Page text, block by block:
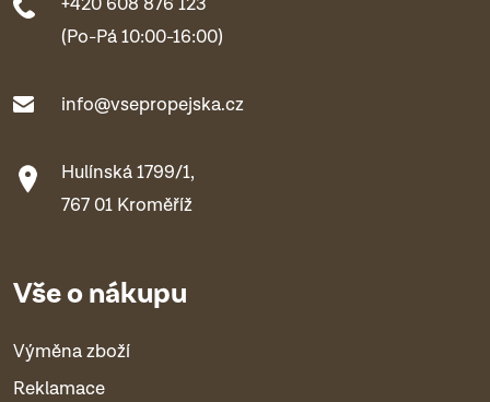
(Po-Pá 10:00-16:00)
info@vsepropejska.cz
Hulínská 1799/1,
767 01 Kroměříž
Vše o nákupu
Výměna zboží
Reklamace